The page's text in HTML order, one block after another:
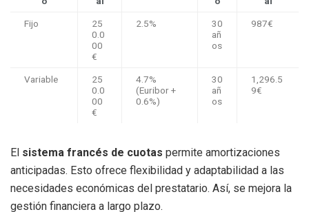
Fijo
25
0.0
00
€
2.5%
30
añ
os
987€
Variable
25
0.0
00
€
4.7%
(Euribor +
0.6%)
30
añ
os
1,296.5
9€
El sistema francés de cuotas permite amortizaciones
anticipadas. Esto ofrece flexibilidad y adaptabilidad a las
necesidades económicas del prestatario. Así, se mejora la
gestión financiera a largo plazo.